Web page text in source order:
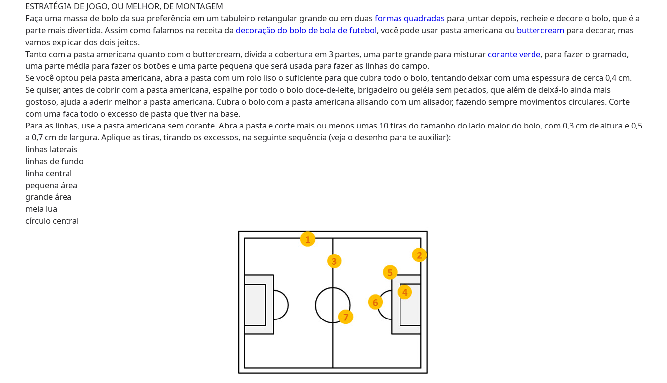
ESTRATÉGIA DE JOGO, OU MELHOR, DE MONTAGEM
Faça uma massa de bolo da sua preferência em um tabuleiro retangular grande ou em duasformas quadradaspara juntar depois, recheie e decore o bolo, que é a
parte mais divertida. Assim como falamos na receita da decoração do bolo de bola de futebol, você pode usar pasta americana ou buttercream para decorar, mas
vamos explicar dos dois jeitos.
Tanto com a pasta americana quanto com o buttercream, divida a cobertura em 3 partes, uma parte grande para misturar corante verde, para fazer o gramado,
uma parte média para fazer os botões e uma parte pequena que será usada para fazer as linhas do campo.
Se você optou pela pasta americana, abra a pasta com um rolo liso o suficiente para que cubra todo o bolo, tentando deixar com uma espessura de cerca 0,4 cm.
Se quiser, antes de cobrir com a pasta americana, espalhe por todo o bolo doce-de-leite, brigadeiro ou geléia sem pedados, que além de deixá-lo ainda mais
gostoso, ajuda a aderir melhor a pasta americana. Cubra o bolo com a pasta americana alisando com um alisador, fazendo sempre movimentos circulares. Corte
com uma faca todo o excesso de pasta que tiver na base.
Para as linhas, use a pasta americana sem corante. Abra a pasta e corte mais ou menos umas 10 tiras do tamanho do lado maior do bolo, com 0,3 cm de altura e 0,5
a 0,7 cm de largura. Aplique as tiras, tirando os excessos, na seguinte sequência (veja o desenho para te auxiliar):
linhas laterais
linhas de fundo
linha central
pequena área
grande área
meia lua
círculo central